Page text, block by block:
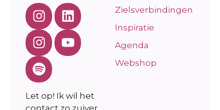
Let op! Ik wil het
contact zo zuiver
Zielsverbindingen
Inspiratie
Agenda
Webshop